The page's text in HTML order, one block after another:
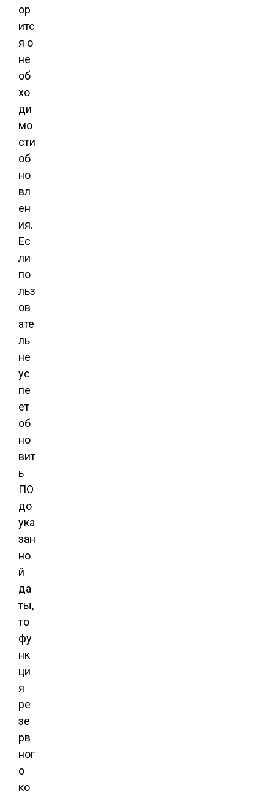
ор
итс
я о
не
об
хо
ди
мо
сти
об
но
вл
ен
ия.
Ес
ли
по
льз
ов
ате
ль
не
ус
пе
ет
об
но
вит
ь
ПО
до
ука
зан
но
й
да
ты,
то
фу
нк
ци
я
ре
зе
рв
ног
о
ко